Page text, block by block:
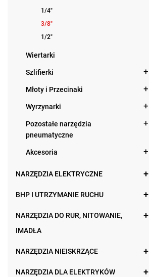
1/4"
3/8"
1/2"
Wiertarki
Szlifierki
Młoty i Przecinaki
Wyrzynarki
Pozostałe narzędzia
pneumatyczne
Akcesoria
NARZĘDZIA ELEKTRYCZNE
BHP I UTRZYMANIE RUCHU
NARZĘDZIA DO RUR, NITOWANIE,
IMADŁA
NARZĘDZIA NIEISKRZĄCE
NARZĘDZIA DLA ELEKTRYKÓW